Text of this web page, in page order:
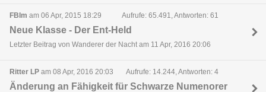
FBIm am 06 Apr, 2015 18:29 Aufrufe: 65.491, Antworten: 61
Neue Klasse - Der Ent-Held
Letzter Beitrag von Wanderer der Nacht am 11 Apr, 2016 20:06
Ritter LP am 08 Apr, 2016 20:03 Aufrufe: 14.244, Antworten: 4
Änderung an Fähigkeit für Schwarze Numenorer